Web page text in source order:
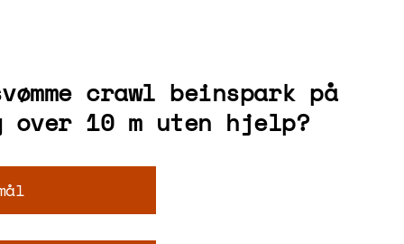
crawl beinspark på
over 10 m uten hjelp?